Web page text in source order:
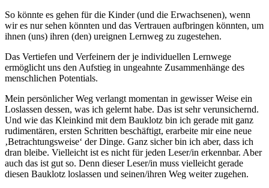
So könnte es gehen für die Kinder (und die Erwachsenen), wenn
wir es nur sehen könnten und das Vertrauen aufbringen könnten, um
ihnen (uns) ihren (den) ureignen Lernweg zu zugestehen.
Das Vertiefen und Verfeinern der je individuellen Lernwege
ermöglicht uns den Aufstieg in ungeahnte Zusammenhänge des
menschlichen Potentials.
Mein persönlicher Weg verlangt momentan in gewisser Weise ein
Loslassen dessen, was ich gelernt habe. Das ist sehr verunsichernd.
Und wie das Kleinkind mit dem Bauklotz bin ich gerade mit ganz
rudimentären, ersten Schritten beschäftigt, erarbeite mir eine neue
‚Betrachtungsweise‘ der Dinge. Ganz sicher bin ich aber, dass ich
dran bleibe. Vielleicht ist es nicht für jeden Leser/in erkennbar. Aber
auch das ist gut so. Denn dieser Leser/in muss vielleicht gerade
diesen Bauklotz loslassen und seinen/ihren Weg weiter zugehen.